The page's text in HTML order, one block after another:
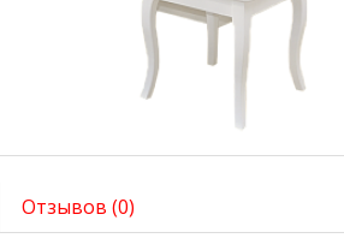
Отзывов (0)